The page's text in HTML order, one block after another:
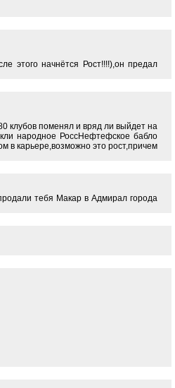
этого начнётся Рост!!!!),он предал
клубов поменял и вряд ли выйдет на
народное РоссНефтефское бабло
в карьере,возможно это рост,причем
тебя Макар в Адмирал города